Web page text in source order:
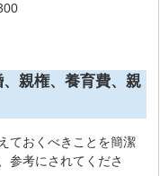
親権、養育費、親
ておくべきことを簡潔
参考にされてくださ